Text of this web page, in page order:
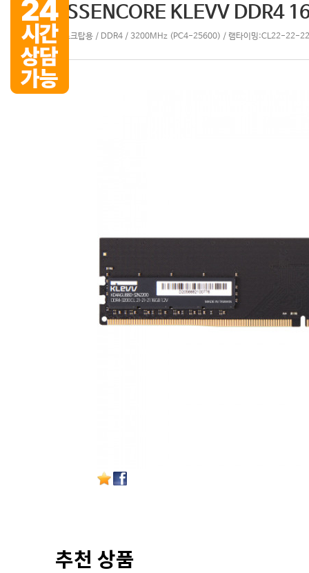
ESSENCORE KLEVV DDR4
데스크탑용 / DDR4 / 3200MHz (PC4-25600) / 램타이밍:CL22-22-
추천 상품